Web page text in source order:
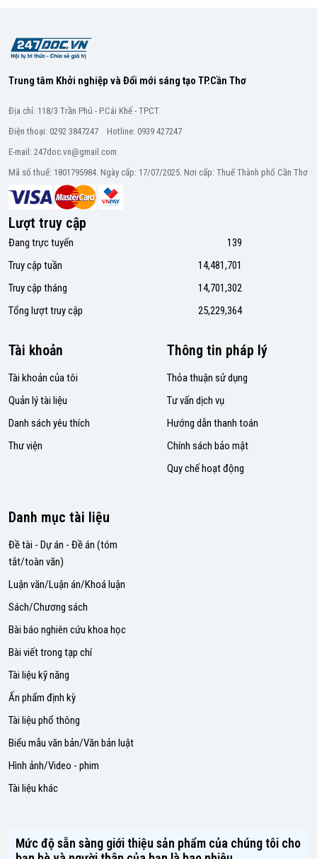
Trung tâm Khởi nghiệp và Đổi mới sáng tạo TP.Cần Thơ
Địa chỉ: 118/3 Trần Phú - P.Cái Khế - TPCT
Điện thoại: 0292 3847247 Hotline: 0939 427247
E-mail: 247doc.vn@gmail.com
Mã số thuế: 1801795984. Ngày cấp: 17/07/2025. Nơi cấp: Thuế Thành phố Cần Thơ
Lượt truy cập
Đang trực tuyến
139
Truy cập tuần
14,481,701
Truy cập tháng
14,701,302
Tổng lượt truy cập
25,229,364
Tài khoản
Tài khoản của tôi
Quản lý tài liệu
Danh sách yêu thích
Thư viện
Thông tin pháp lý
Thỏa thuận sử dụng
Tư vấn dịch vụ
Hướng dẫn thanh toán
Chính sách bảo mật
Quy chế hoạt động
Danh mục tài liệu
Đề tài - Dự án - Đề án (tóm
tắt/toàn văn)
Luận văn/Luận án/Khoá luận
Sách/Chương sách
Bài báo nghiên cứu khoa học
Bài viết trong tạp chí
Tài liệu kỹ năng
Ấn phẩm định kỳ
Tài liệu phổ thông
Biểu mẫu văn bản/Văn bản luật
Hình ảnh/Video - phim
Tài liệu khác
Mức độ sẵn sàng giới thiệu sản phẩm của chúng tôi cho